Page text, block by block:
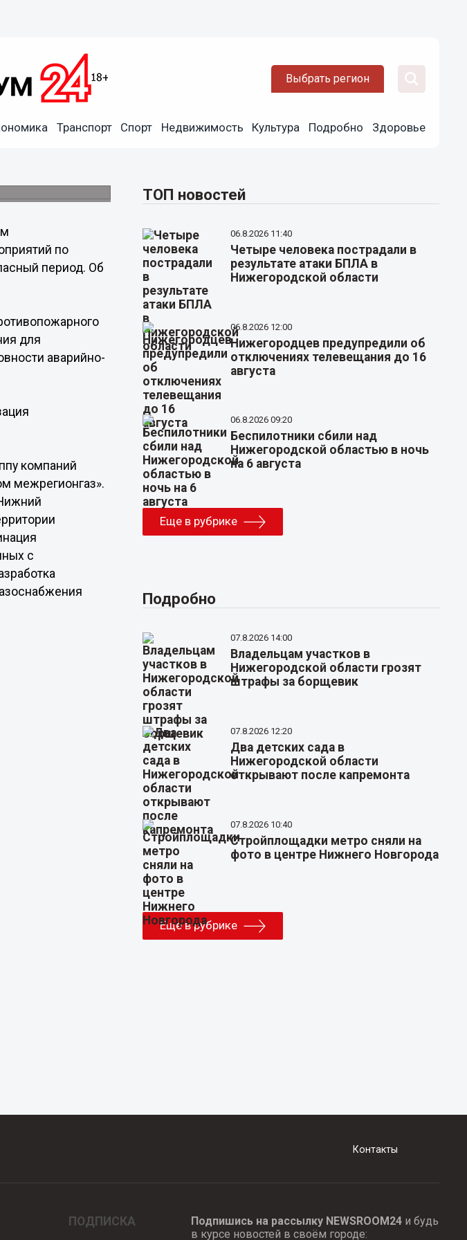
Выбрать регион
Транспорт Спорт Недвижимость Культура Подробно Здоровье
по
период. Об
для
аварийно-
компаний
межрегионгаз».
с
ТОП новостей
06.8.2026 11:40
Четыре человека пострадали в
результате атаки БПЛА в
Нижегородской области
06.8.2026 12:00
Нижегородцев предупредили об
отключениях телевещания до 16
августа
06.8.2026 09:20
Беспилотники сбили над
Нижегородской областью в ночь
на 6 августа
Еще в рубрике
Подробно
07.8.2026 14:00
Владельцам участков в
Нижегородской области грозят
штрафы за борщевик
07.8.2026 12:20
Два детских сада в
Нижегородской области
открывают после капремонта
07.8.2026 10:40
Стройплощадки метро сняли на
фото в центре Нижнего Новгорода
Еще в рубрике
Контакты
ПОДПИСКА Подпишись на рассылку NEWSROOM24и будь
в курсе новостей в своём городе: